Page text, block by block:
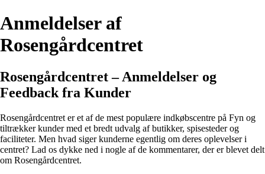
Anmeldelser af
Rosengårdcentret
Rosengårdcentret – Anmeldelser og
Feedback fra Kunder
Rosengårdcentret er et af de mest populære indkøbscentre på Fyn og
tiltrækker kunder med et bredt udvalg af butikker, spisesteder og
faciliteter. Men hvad siger kunderne egentlig om deres oplevelser i
centret? Lad os dykke ned i nogle af de kommentarer, der er blevet delt
om Rosengårdcentret.